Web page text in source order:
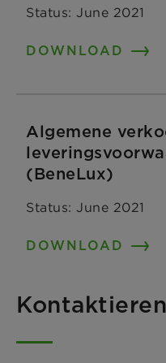
Status: June 2021
DOWNLOAD
Algemene
(BeneLux)
Status: June 2021
DOWNLOAD